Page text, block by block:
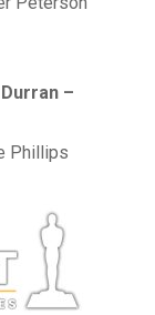
–
Phillips